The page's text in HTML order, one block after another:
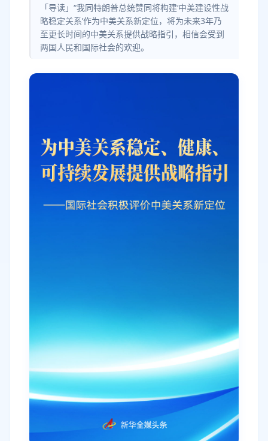
「导读」“我同特朗普总统赞同将构建‘中美建设性战
略稳定关系’作为中美关系新定位，将为未来3年乃
至更长时间的中美关系提供战略指引，相信会受到
两国人民和国际社会的欢迎。